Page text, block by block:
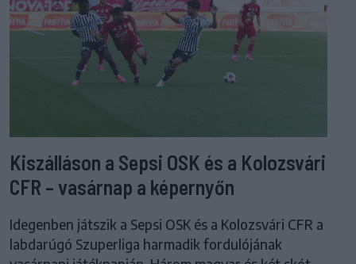
Kiszálláson a Sepsi OSK és a Kolozsvári
CFR – vasárnap a képernyőn
Idegenben játszik a Sepsi OSK és a Kolozsvári CFR a
labdarúgó Szuperliga harmadik fordulójának